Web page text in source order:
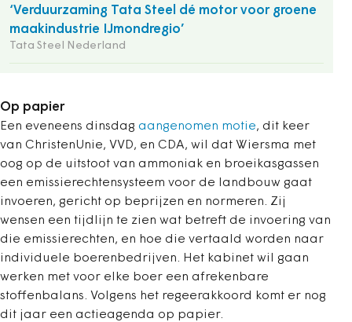
‘Verduurzaming Tata Steel dé motor voor groene
maakindustrie IJmondregio’
Tata Steel Nederland
Op papier
Een eveneens dinsdag aangenomen motie, dit keer
van ChristenUnie, VVD, en CDA, wil dat Wiersma met
oog op de uitstoot van ammoniak en broeikasgassen
een emissierechtensysteem voor de landbouw gaat
invoeren, gericht op beprijzen en normeren. Zij
wensen een tijdlijn te zien wat betreft de invoering van
die emissierechten, en hoe die vertaald worden naar
individuele boerenbedrijven. Het kabinet wil gaan
werken met voor elke boer een afrekenbare
stoffenbalans. Volgens het regeerakkoord komt er nog
dit jaar een actieagenda op papier.